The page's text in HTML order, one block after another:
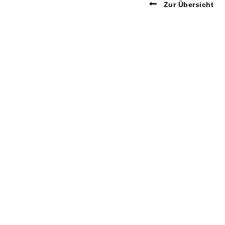
Zur Übersicht